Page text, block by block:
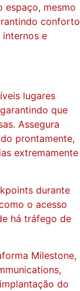
espaço, mesmo
conforto
internos e
lugares
que
Assegura
prontamente,
extremamente
durante
o acesso
há tráfego de
Milestone,
do